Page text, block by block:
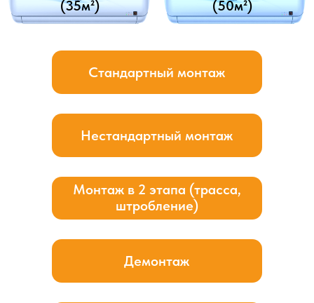
Закрытие декоративным коробом: в этом случае, чтобы
создать эстетически приятный внешний вид и скрыть
пластиковый или металлический элемент, который
Декоративный короб обычно закрепляется к стене
с помощью специальных креплений или скрытых
наличии подходящей архитектурной обстановки или
особых требованиях клиента, коммуникации могут быть
креплены непосредственно к стене. Трубы и кабели
могут быть закреплены специальными скобами или